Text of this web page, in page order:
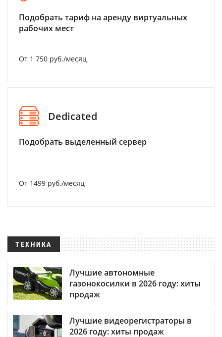
Подобрать тариф на аренду виртуальных
рабочих мест
От 1 750 руб./месяц
Dedicated
Подобрать выделенный сервер
От 1499 руб./месяц
ТЕХНИКА
Лучшие автономные
газонокосилки в 2026 году: хиты
продаж
Лучшие видеорегистраторы в
2026 году: хиты продаж